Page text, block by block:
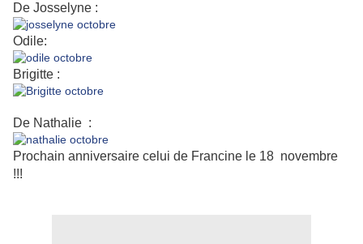
De Josselyne :
Odile:
Brigitte :
De Nathalie :
Prochain anniversaire celui de Francine le 18 novembre
!!!